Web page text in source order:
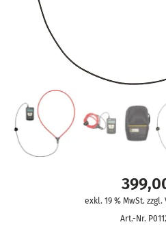
exkl. 19 % MwSt.
Art.-Nr.